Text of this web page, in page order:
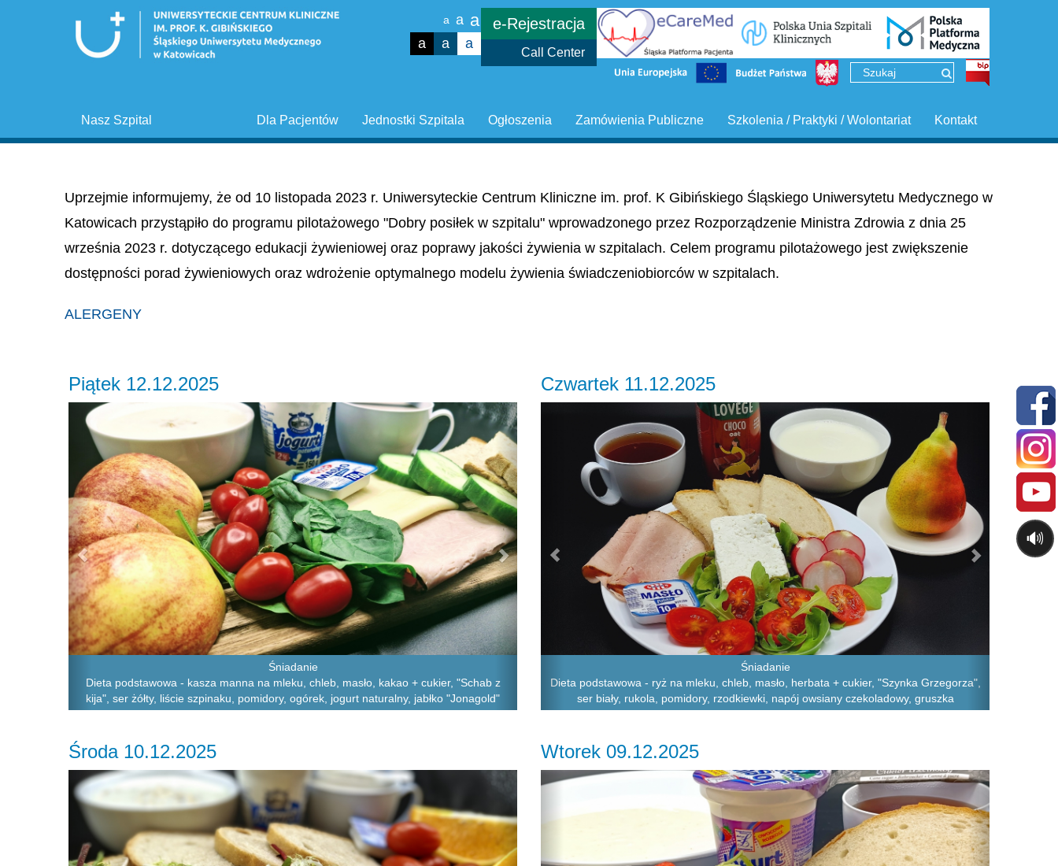
a a a
a a a
e-Rejestracja
Call Center
Kontakt
Szkolenia / Praktyki / Wolontariat
Zamówienia Publiczne
Ogłoszenia
Jednostki Szpitala
Dla Pacjentów
Nasz Szpital
Uprzejmie informujemy, że od 10 listopada 2023 r. Uniwersyteckie Centrum Kliniczne im. prof. K Gibińskiego Śląskiego Uniwersytetu Medycznego w
Katowicach przystąpiło do programu pilotażowego "Dobry posiłek w szpitalu" wprowadzonego przez Rozporządzenie Ministra Zdrowia z dnia 25
września 2023 r. dotyczącego edukacji żywieniowej oraz poprawy jakości żywienia w szpitalach. Celem programu pilotażowego jest zwiększenie
dostępności porad żywieniowych oraz wdrożenie optymalnego modelu żywienia świadczeniobiorców w szpitalach.
ALERGENY
Piątek 12.12.2025
Śniadanie
Dieta podstawowa - kasza manna na mleku, chleb, masło, kakao + cukier, "Schab z
kija", ser żółty, liście szpinaku, pomidory, ogórek, jogurt naturalny, jabłko "Jonagold"
Previous Next
Czwartek 11.12.2025
Śniadanie
Dieta podstawowa - ryż na mleku, chleb, masło, herbata + cukier, "Szynka Grzegorza",
ser biały, rukola, pomidory, rzodkiewki, napój owsiany czekoladowy, gruszka
Środa 10.12.2025
Previous
Wtorek 09.12.2025
Previous Next
🔊